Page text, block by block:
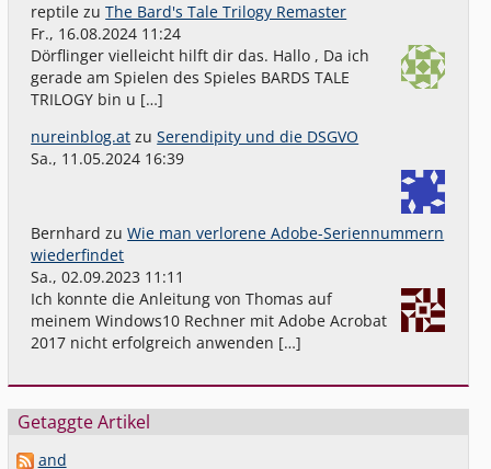
reptile zuThe Bard's Tale Trilogy Remaster
Fr., 16.08.2024 11:24
Dörflinger vielleicht hilft dir das. Hallo , Da ich
gerade am Spielen des Spieles BARDS TALE
TRILOGY bin u […]
nureinblog.at zuSerendipity und die DSGVO
Sa., 11.05.2024 16:39
Bernhard zuWie man verlorene Adobe-Seriennummern
wiederfindet
Sa., 02.09.2023 11:11
Ich konnte die Anleitung von Thomas auf
meinem Windows10 Rechner mit Adobe Acrobat
2017 nicht erfolgreich anwenden […]
Getaggte Artikel
and